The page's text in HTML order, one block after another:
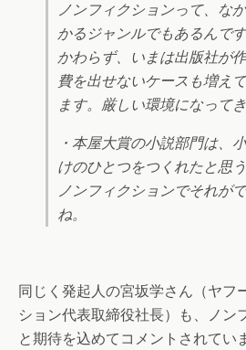
ノンフィクションって、な
かるジャンルでもあるんで
かわらず、いまは出版社が
費を出せないケースも増え
ます。厳しい環境になってき
・本屋大賞の小説部門は、
けのひとつをつくれたと思
ノンフィクションでそれが
ね。
同じく発起人の宮坂学さん（ヤフ
ション代表取締役社長）も、ノン
と期待を込めてコメントされてい